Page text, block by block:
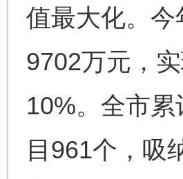
值最大化。
9702万元，
10%。全市
目961个，吸